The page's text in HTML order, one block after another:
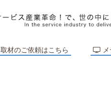
取材のご依頼はこちら